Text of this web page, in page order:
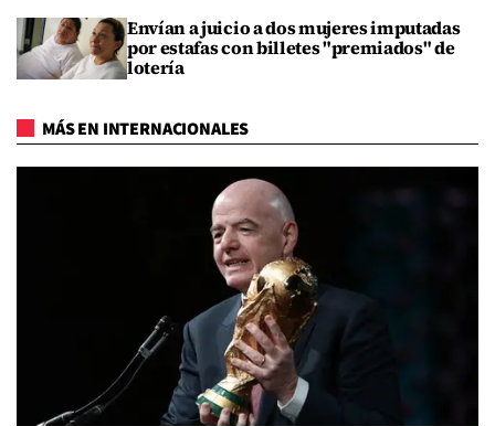
Envían a juicio a dos mujeres imputadas
por estafas con billetes "premiados" de
lotería
MÁS EN INTERNACIONALES